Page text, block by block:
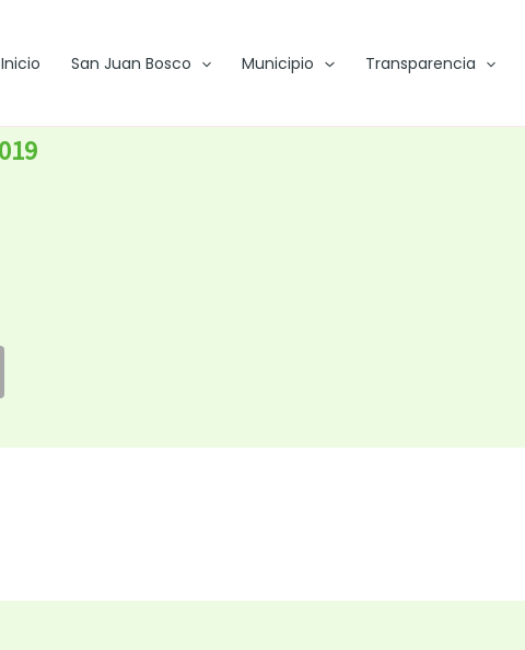
Inicio San Juan Bosco Municipio Transparencia